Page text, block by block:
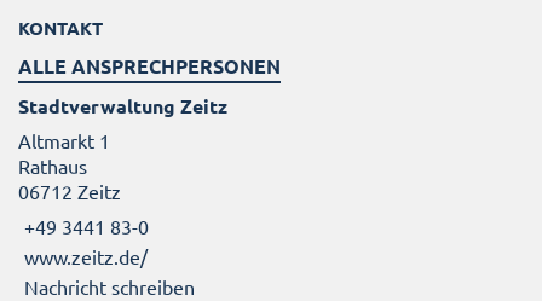
KONTAKT
ALLE ANSPRECHPERSONEN
Stadtverwaltung Zeitz
Altmarkt 1
Rathaus
06712 Zeitz
+49 3441 83-0
www.zeitz.de/
Nachricht schreiben